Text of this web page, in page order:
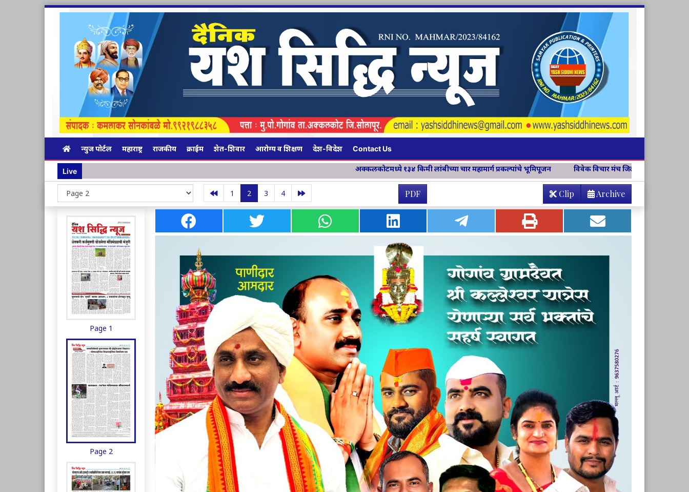
न्युज पोर्टल महाराष्ट्र राजकीय क्राईम शेत-शिवार आरोग्य व शिक्षण देश-विदेश Contact Us
Live अक्कलकोटमध्ये १३४ किमी लांबीच्या चार महामार्ग प्रकल्पांचे भूमिपूजन विवेक विचार मंच जिल्हा संयोजिकापदी अश्विनी चव्हाण
1 2 3 4 PDF Archive
Clip
Page 1
Page 2